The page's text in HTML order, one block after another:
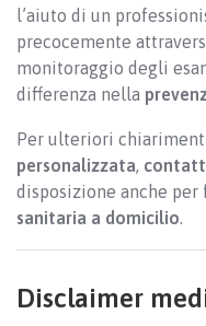
l’aiuto di un
precocemente
monitoraggio degli
differenza nella
Per ulteriori
personalizzata,
disposizione anche per
sanitaria a domicilio.
Disclaimer